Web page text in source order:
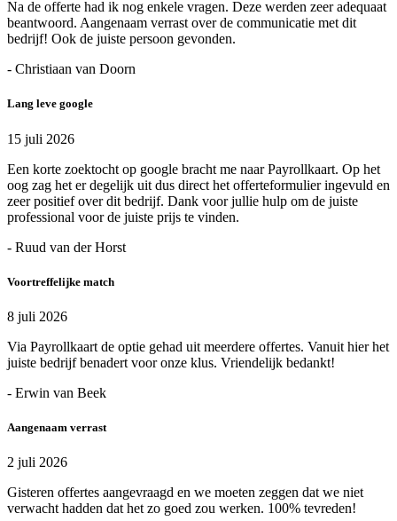
Na de offerte had ik nog enkele vragen. Deze werden zeer adequaat
beantwoord. Aangenaam verrast over de communicatie met dit
bedrijf! Ook de juiste persoon gevonden.
- Christiaan van Doorn
Lang leve google
15 juli 2026
Een korte zoektocht op google bracht me naar Payrollkaart. Op het
oog zag het er degelijk uit dus direct het offerteformulier ingevuld en
zeer positief over dit bedrijf. Dank voor jullie hulp om de juiste
professional voor de juiste prijs te vinden.
- Ruud van der Horst
Voortreffelijke match
8 juli 2026
Via Payrollkaart de optie gehad uit meerdere offertes. Vanuit hier het
juiste bedrijf benadert voor onze klus. Vriendelijk bedankt!
- Erwin van Beek
Aangenaam verrast
2 juli 2026
Gisteren offertes aangevraagd en we moeten zeggen dat we niet
verwacht hadden dat het zo goed zou werken. 100% tevreden!